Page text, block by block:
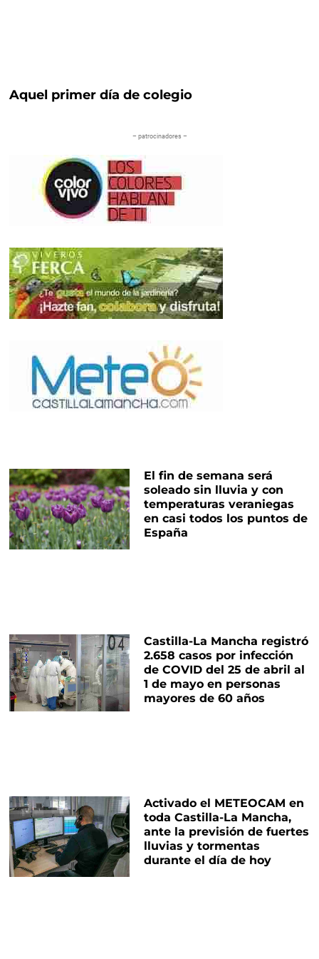
Aquel primer día de colegio
– patrocinadores –
El fin de semana será
soleado sin lluvia y con
temperaturas veraniegas
en casi todos los puntos de
España
Castilla-La Mancha registró
2.658 casos por infección
de COVID del 25 de abril al
1 de mayo en personas
mayores de 60 años
Activado el METEOCAM en
toda Castilla-La Mancha,
ante la previsión de fuertes
lluvias y tormentas
durante el día de hoy